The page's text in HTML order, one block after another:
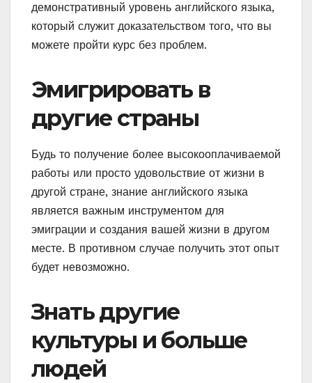
демонстративный уровень английского языка,
который служит доказательством того, что вы
можете пройти курс без проблем.
Эмигрировать в
другие страны
Будь то получение более высокооплачиваемой
работы или просто удовольствие от жизни в
другой стране, знание английского языка
является важным инструментом для
эмиграции и создания вашей жизни в другом
месте. В противном случае получить этот опыт
будет невозможно.
Знать другие
культуры и больше
людей